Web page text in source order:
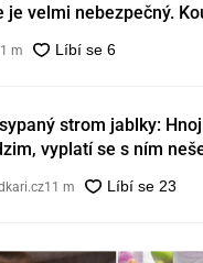
je velmi nebezpečný.
m
strom jablky:
vyplatí se s ním
11 m